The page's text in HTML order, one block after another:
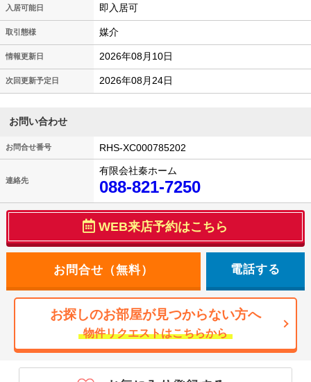
入居可能日 即入居可
取引態様 媒介
情報更新日 2026年08月10日
次回更新予定日 2026年08月24日
お問い合わせ
お問合せ番号 RHS-XC000785202
連絡先
有限会社秦ホーム
088-821-7250
WEB来店予約はこちら
電話する
お探しのお部屋が見つからない方へ
物件リクエストはこちらから